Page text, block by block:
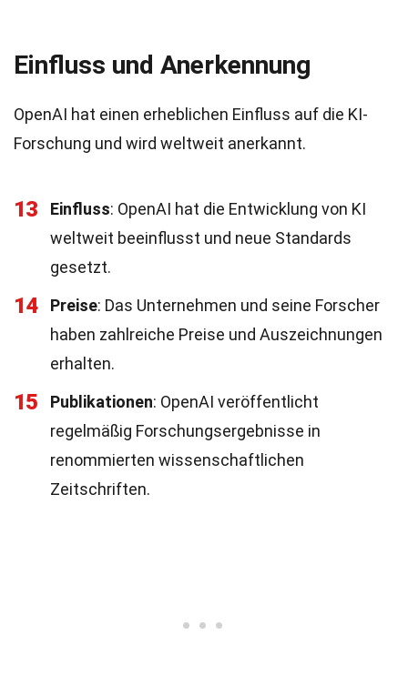
Einfluss und Anerkennung
OpenAI hat einen erheblichen Einfluss auf die KI-
Forschung und wird weltweit anerkannt.
13 Einfluss: OpenAI hat die Entwicklung von KI
weltweit beeinflusst und neue Standards
gesetzt.
14 Preise: Das Unternehmen und seine Forscher
haben zahlreiche Preise und Auszeichnungen
erhalten.
15 Publikationen: OpenAI veröffentlicht
regelmäßig Forschungsergebnisse in
renommierten wissenschaftlichen
Zeitschriften.